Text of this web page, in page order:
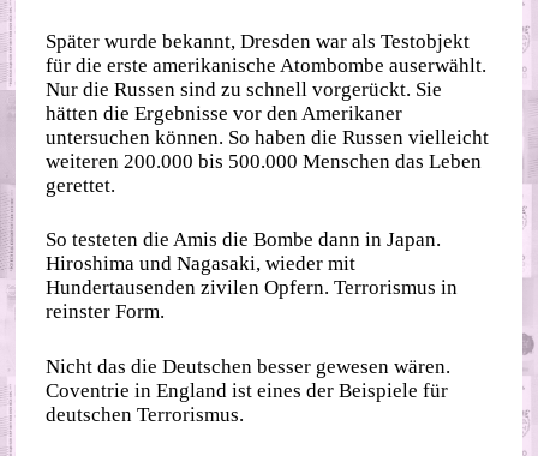
Später wurde bekannt, Dresden war als Testobjekt
für die erste amerikanische Atombombe auserwählt.
Nur die Russen sind zu schnell vorgerückt. Sie
hätten die Ergebnisse vor den Amerikaner
untersuchen können. So haben die Russen vielleicht
weiteren 200.000 bis 500.000 Menschen das Leben
gerettet.
So testeten die Amis die Bombe dann in Japan.
Hiroshima und Nagasaki, wieder mit
Hundertausenden zivilen Opfern. Terrorismus in
reinster Form.
Nicht das die Deutschen besser gewesen wären.
Coventrie in England ist eines der Beispiele für
deutschen Terrorismus.